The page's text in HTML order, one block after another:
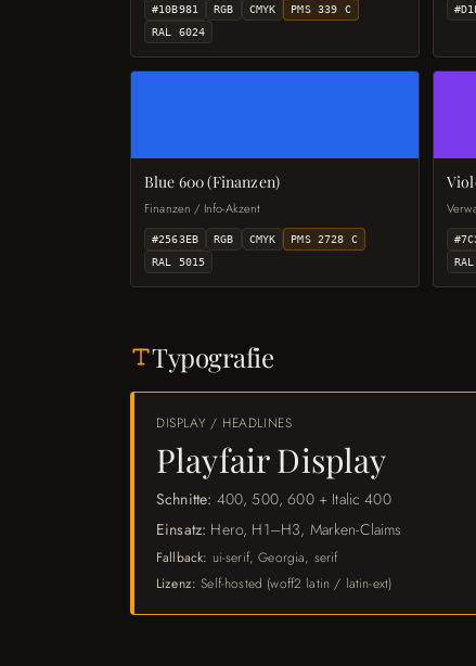
#10B981 RGB CMYK
PMS 339 C
RAL 6024
Blue 600 (Finanzen)
Finanzen / Info-Akzent
#2563EB RGB CMYK
PMS 2728 C
RAL 5015
Typografie
DISPLAY / HEADLINES
Playfair Display
Schnitte: 400, 500, 600 + Italic 400
Einsatz: Hero, H1–H3, Marken-Claims
Fallback: ui-serif, Georgia, serif
Lizenz: Self-hosted (woff2 latin / latin-ext)